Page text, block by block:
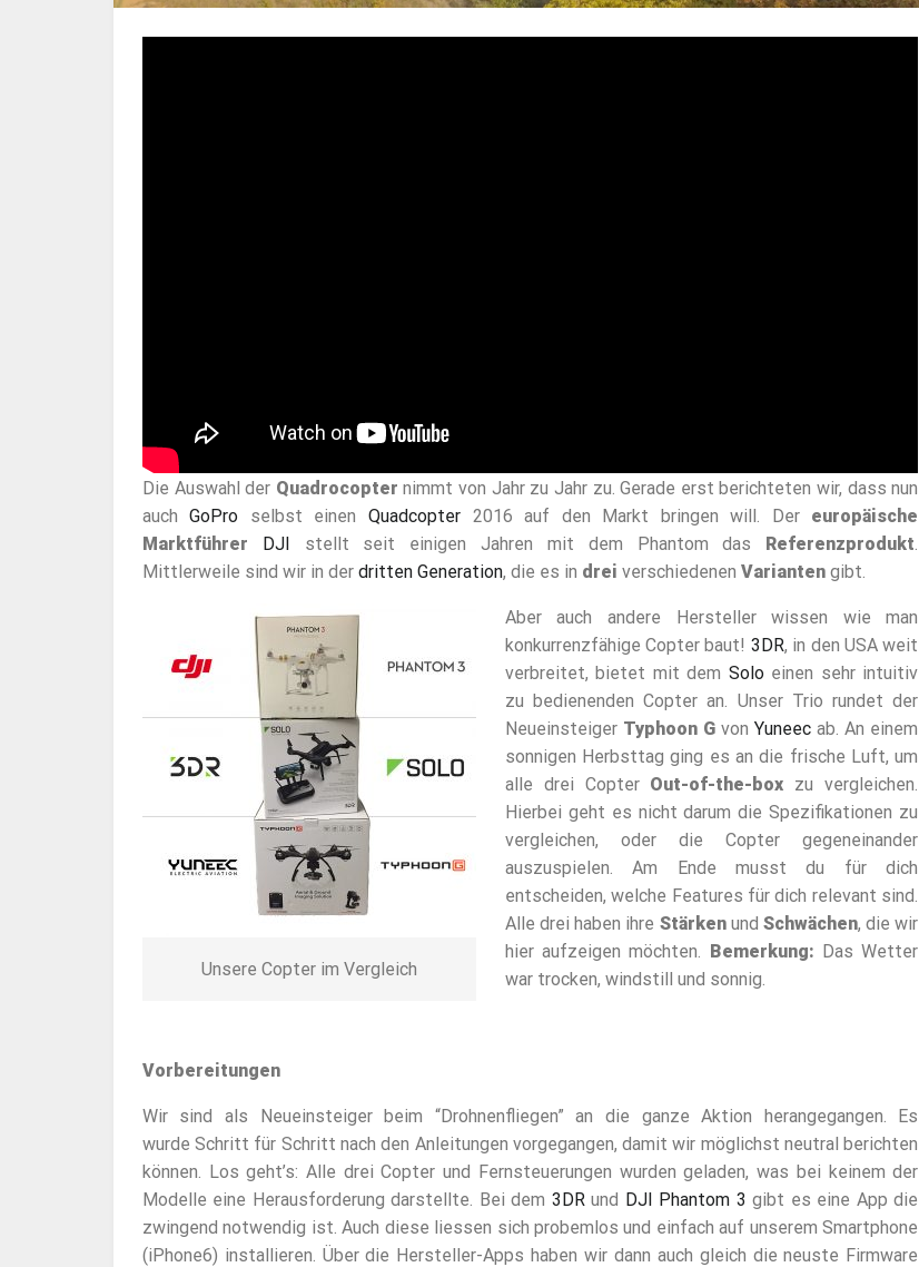
Die Auswahl der Quadrocopter nimmt von Jahr zu Jahr zu. Gerade erst berichteten wir, dass nun
auchGoPro selbst einenQuadcopter 2016 auf den Markt bringen will. Der europäische
Marktführer
DJI stellt seit einigen Jahren mit dem Phantom das Referenzprodukt
Mittlerweile sind wir in der dritten Generation, die es in drei verschiedenen Variantengibt.
Unsere Copter im Vergleich
Aber auch andere Hersteller wissen wie man
konkurrenzfähige Copter baut! 3DR, in den USA weit
verbreitet, bietet mit dem Soloeinen sehr intuitiv
zu bedienenden Copter an. Unser Trio rundet der
Neueinsteiger Typhoon GvonYuneec ab. An einem
sonnigen Herbsttag ging es an die frische Luft, um
alle drei Copter Out-of-the-box zu vergleichen.
Hierbei geht es nicht darum die Spezifikationen zu
vergleichen, oder die Copter gegeneinander
auszuspielen. Am Ende musst du für dich
entscheiden, welche Features für dich relevant sind.
Alle drei haben ihre Stärkenund Schwächen, die wir
hier aufzeigen möchten. Bemerkung: Das Wetter
war trocken, windstill und sonnig.
Vorbereitungen
Wir sind als Neueinsteiger beim “Drohnenfliegen” an die ganze Aktion herangegangen. Es
wurde Schritt für Schritt nach den Anleitungen vorgegangen, damit wir möglichst neutral berichten
können. Los geht’s: Alle drei Copter und Fernsteuerungen wurden geladen, was bei keinem der
Modelle eine Herausforderung darstellte. Bei dem 3DR und DJI Phantom 3 gibt es eine App die
zwingend notwendig ist. Auch diese liessen sich probemlos und einfach auf unserem Smartphone
(iPhone6) installieren. Über die Hersteller-Apps haben wir dann auch gleich die neuste Firmware